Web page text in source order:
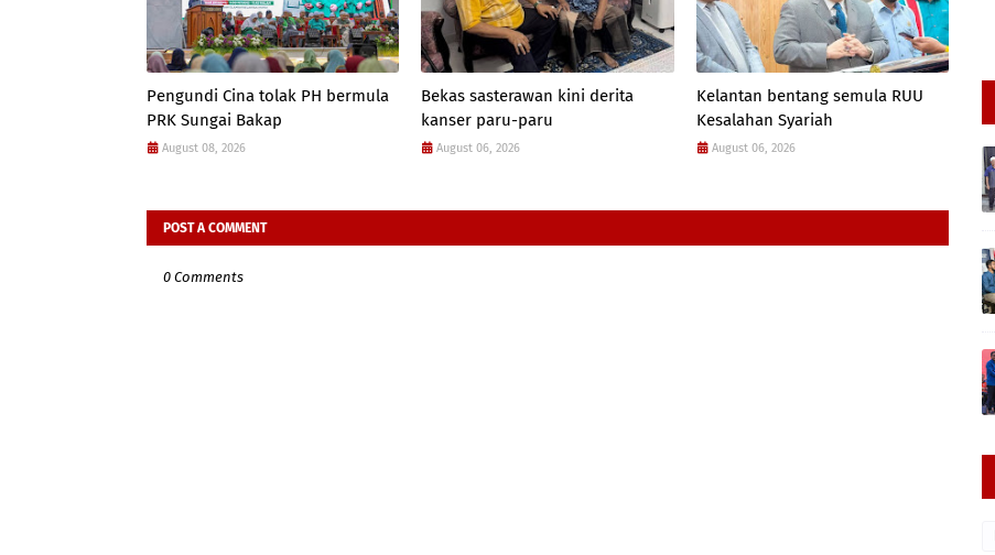
Pengundi Cina tolak PH bermula
PRK Sungai Bakap
August 08, 2026
Bekas sasterawan kini derita
kanser paru-paru
August 06, 2026
Kelantan bentang semula RUU
Kesalahan Syariah
August 06, 2026
POST A COMMENT
0 Comments